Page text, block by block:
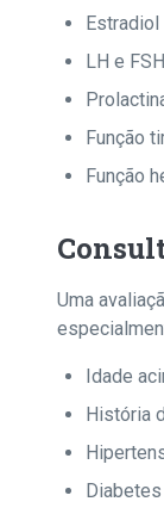
Estradiol
LH e FSH
Função
Função
Uma
Idade
História
Diabetes